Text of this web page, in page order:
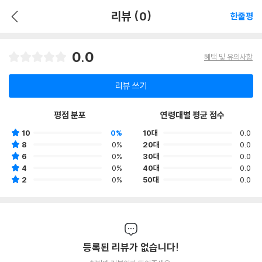
리뷰 (0) 한줄평
0.0 혜택 및 유의사항
리뷰 쓰기
평점 분포
10
0%
8
0%
6
0%
4
0%
2
0%
연령대별 평균 점수
10대
0.0
20대
0.0
30대
0.0
40대
0.0
50대
0.0
등록된 리뷰가 없습니다!